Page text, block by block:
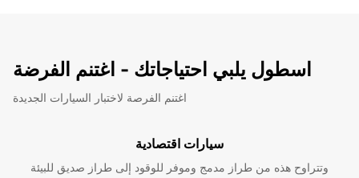
اسطول يلبي احتياجاتك - اغتنم الفرضة
اغتنم الفرصة لاختبار السيارات الجديدة
سيارات اقتصادية
وتتراوح هذه من طراز مدمج وموفر للوقود إلى طراز صديق للبيئة